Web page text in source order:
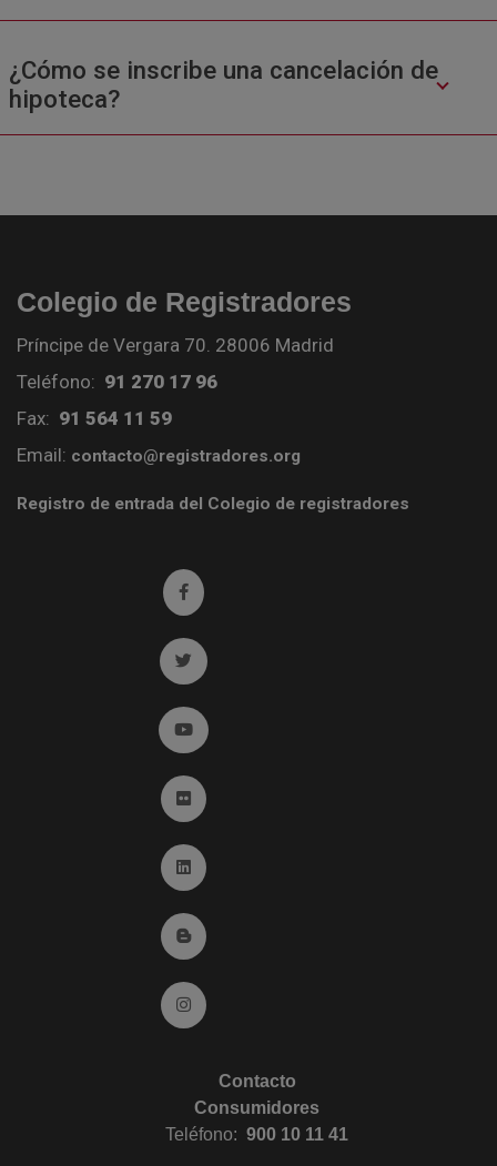
¿Cómo se inscribe una cancelación de
hipoteca?
Colegio de Registradores
Príncipe de Vergara 70. 28006 Madrid
Teléfono: 91 270 17 96
Fax: 91 564 11 59
Email: contacto@registradores.org
Registro de entrada del Colegio de registradores
Ir a facebook (abre en ventana nueva)
Ir a twitter (abre en ventana nueva)
Ir a YouTube (abre en ventana nueva)
Ir a Flickr (abre en ventana nueva)
Ir a Linkedin (abre en ventana nueva)
Ir al Blog (abre en ventana nueva)
Ir a Instagram (abre en ventana nueva)
Contacto
Consumidores
Teléfono: 900 10 11 41